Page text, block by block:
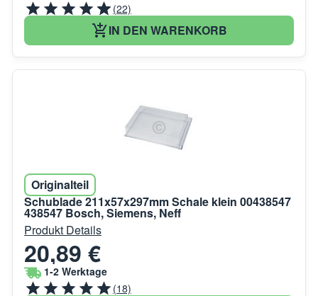
(22)
IN DEN WARENKORB
Originalteil
Schublade 211x57x297mm Schale klein 00438547
438547 Bosch, Siemens, Neff
Produkt Details
20,89 €
1-2 Werktage
(18)